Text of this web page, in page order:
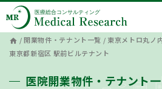
home /開業物件・テナント一覧 /東京メトロ丸ノ
東京都新宿区 駅前ビルテナント
医院開業物件・テナント